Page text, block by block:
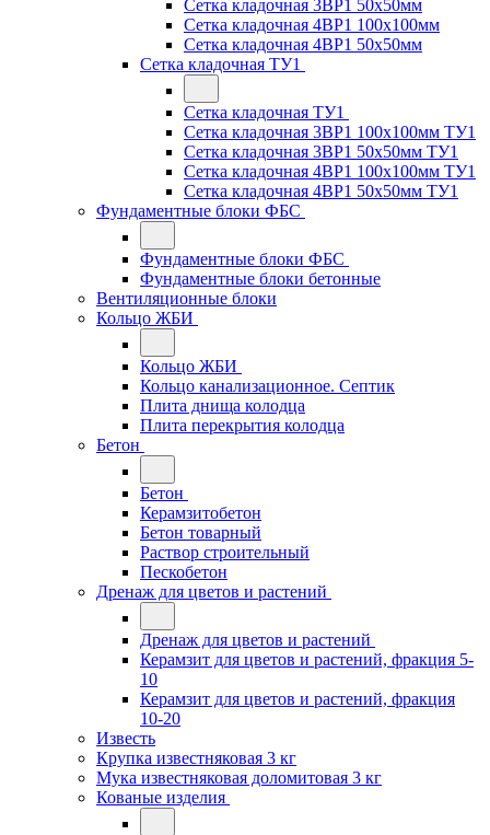
Сетка кладочная 3ВР1 50x50мм
Сетка кладочная 4ВР1 100x100мм
Сетка кладочная 4ВР1 50x50мм
Сетка кладочная ТУ1
Сетка кладочная ТУ1
Сетка кладочная 3ВР1 100x100мм ТУ1
Сетка кладочная 3ВР1 50x50мм ТУ1
Сетка кладочная 4ВР1 100x100мм ТУ1
Сетка кладочная 4ВР1 50x50мм ТУ1
Фундаментные блоки ФБС
Фундаментные блоки ФБС
Фундаментные блоки бетонные
Вентиляционные блоки
Кольцо ЖБИ
Кольцо ЖБИ
Кольцо канализационное. Септик
Плита днища колодца
Плита перекрытия колодца
Бетон
Бетон
Керамзитобетон
Бетон товарный
Раствор строительный
Пескобетон
Дренаж для цветов и растений
Дренаж для цветов и растений
Керамзит для цветов и растений, фракция 5-
10
Керамзит для цветов и растений, фракция
10-20
Известь
Крупка известняковая 3 кг
Мука известняковая доломитовая 3 кг
Кованые изделия